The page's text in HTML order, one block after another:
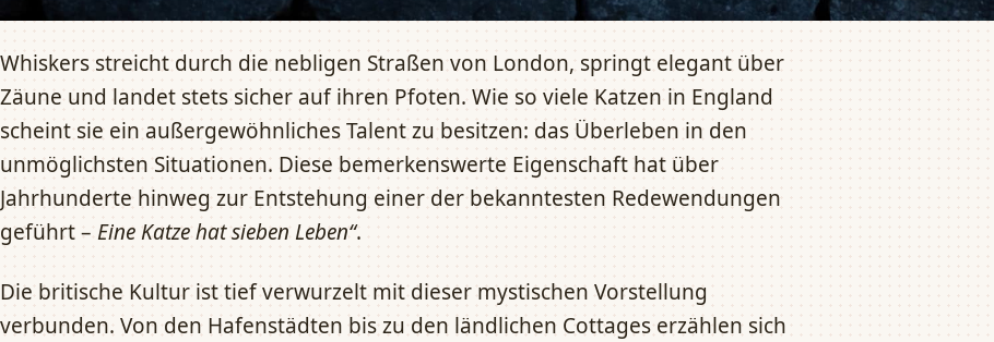
Whiskers streicht durch die nebligen Straßen von London, springt elegant über
Zäune und landet stets sicher auf ihren Pfoten. Wie so viele Katzen in England
scheint sie ein außergewöhnliches Talent zu besitzen: das Überleben in den
unmöglichsten Situationen. Diese bemerkenswerte Eigenschaft hat über
Jahrhunderte hinweg zur Entstehung einer der bekanntesten Redewendungen
geführt – Eine Katze hat sieben Leben“.
Die britische Kultur ist tief verwurzelt mit dieser mystischen Vorstellung
verbunden. Von den Hafenstädten bis zu den ländlichen Cottages erzählen sich